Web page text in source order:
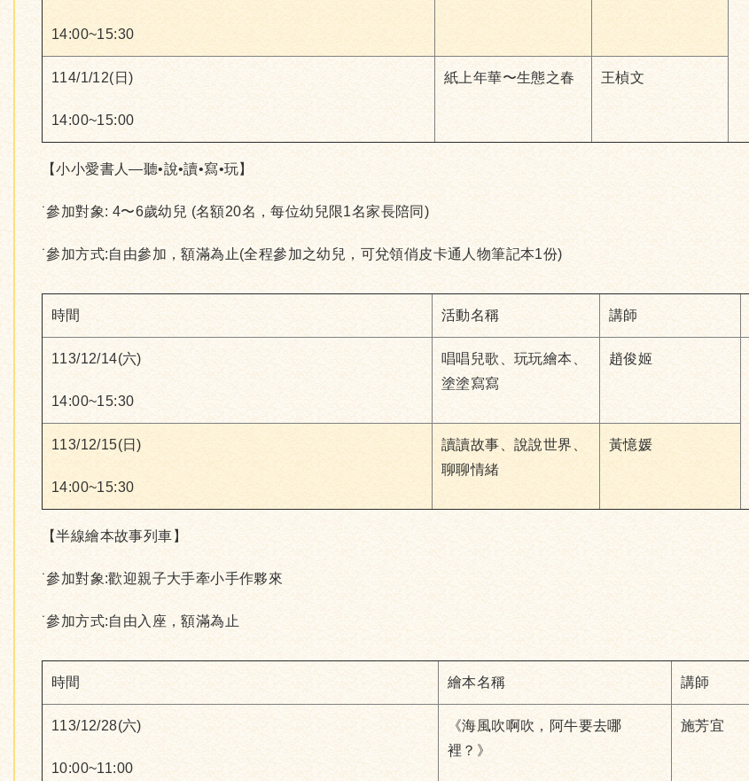
14:00~15:30
114/1/12(日)
14:00~15:00
紙上年華〜生態之春 王楨文
【小小愛書人—聽•說•讀•寫•玩】
˙參加對象: 4〜6歲幼兒 (名額20名，每位幼兒限1名家長陪同)
˙參加方式:自由參加，額滿為止(全程參加之幼兒，可兌領俏皮卡通人物筆記本1份)
時間 活動名稱 講師
113/12/14(六)
14:00~15:30
唱唱兒歌、玩玩繪本、
塗塗寫寫
趙俊姬
113/12/15(日)
14:00~15:30
讀讀故事、說說世界、
聊聊情緒
黃憶媛
【半線繪本故事列車】
˙參加對象:歡迎親子大手牽小手作夥來
˙參加方式:自由入座，額滿為止
時間 繪本名稱 講師
113/12/28(六)
10:00~11:00
《海風吹啊吹，阿牛要去哪
裡？》
施芳宜